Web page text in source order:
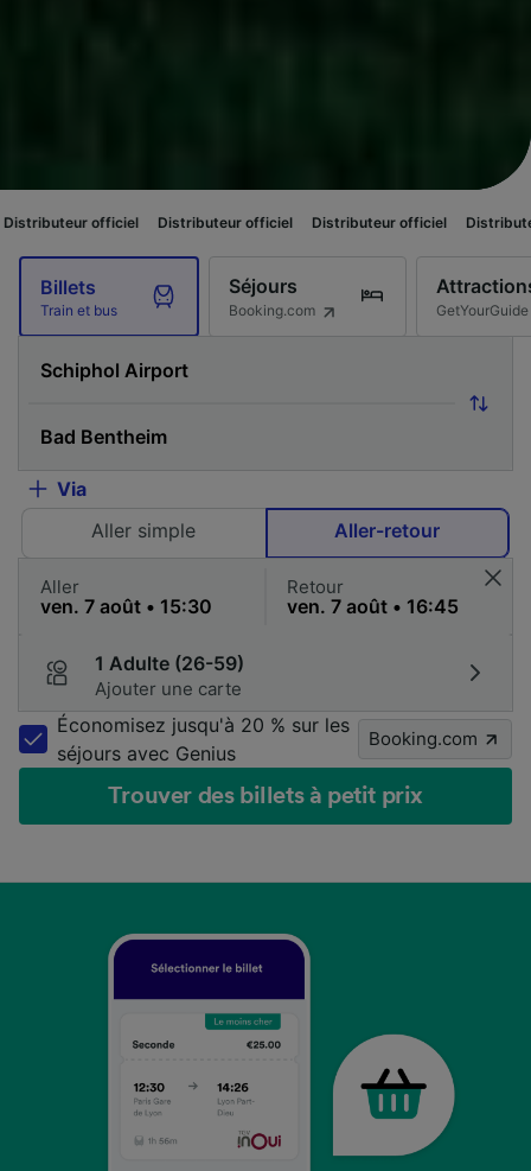
Distributeur officiel Distributeur officiel Distributeur officiel
Billets
Train et bus
Séjours
Booking.com GetYourGuide
Via
Aller simple
Aller-retour
Aller Retour
1 Adulte (26-59)
Ajouter une carte
Économisez jusqu'à 20 % sur les
séjours avec Genius
Booking.com
Trouver des billets à petit prix